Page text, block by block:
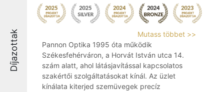
Díjazottak
Mutass többet >>
Pannon Optika 1995 óta működik
Székesfehérváron, a Horvát István utca 14.
szám alatt, ahol látásjavítással kapcsolatos
szakértői szolgáltatásokat kínál. Az üzlet
kínálata kiterjed szemüvegek precíz